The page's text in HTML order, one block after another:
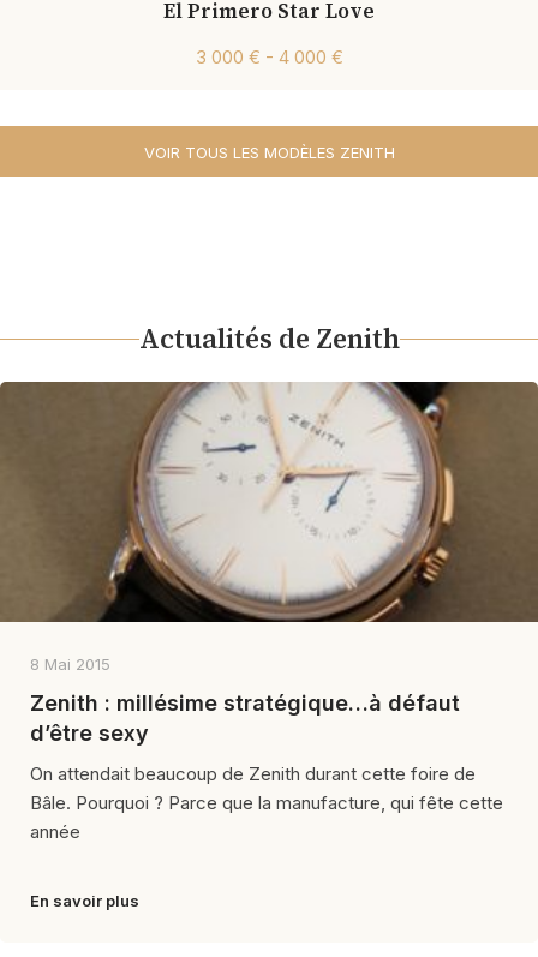
El Primero Star Love
3 000 € - 4 000 €
VOIR TOUS LES MODÈLES ZENITH
Actualités de Zenith
8 Mai 2015
Zenith : millésime stratégique…à défaut
d’être sexy
On attendait beaucoup de Zenith durant cette foire de
Bâle. Pourquoi ? Parce que la manufacture, qui fête cette
année
En savoir plus